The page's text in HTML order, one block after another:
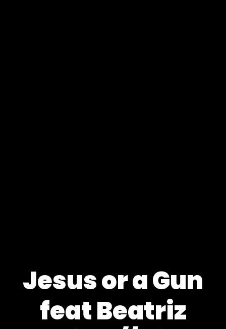
Jesus or a Gun
feat Beatriz